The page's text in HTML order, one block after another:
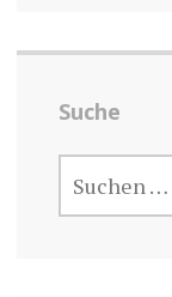
Suche
NACH: